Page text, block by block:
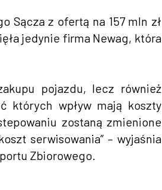
Sącza z ofertą na 157 mln zł
jedynie firma Newag, która
pojazdu, lecz również
których wpływ mają koszty
zostaną zmienione
serwisowania” – wyjaśnia
Zbiorowego.